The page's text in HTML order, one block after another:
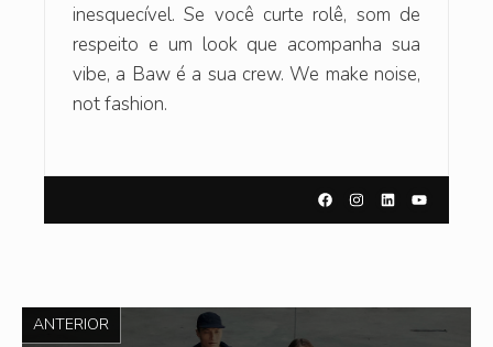
inesquecível. Se você curte rolê, som de
respeito e um look que acompanha sua
vibe, a Baw é a sua crew. We make noise,
not fashion.
ANTERIOR